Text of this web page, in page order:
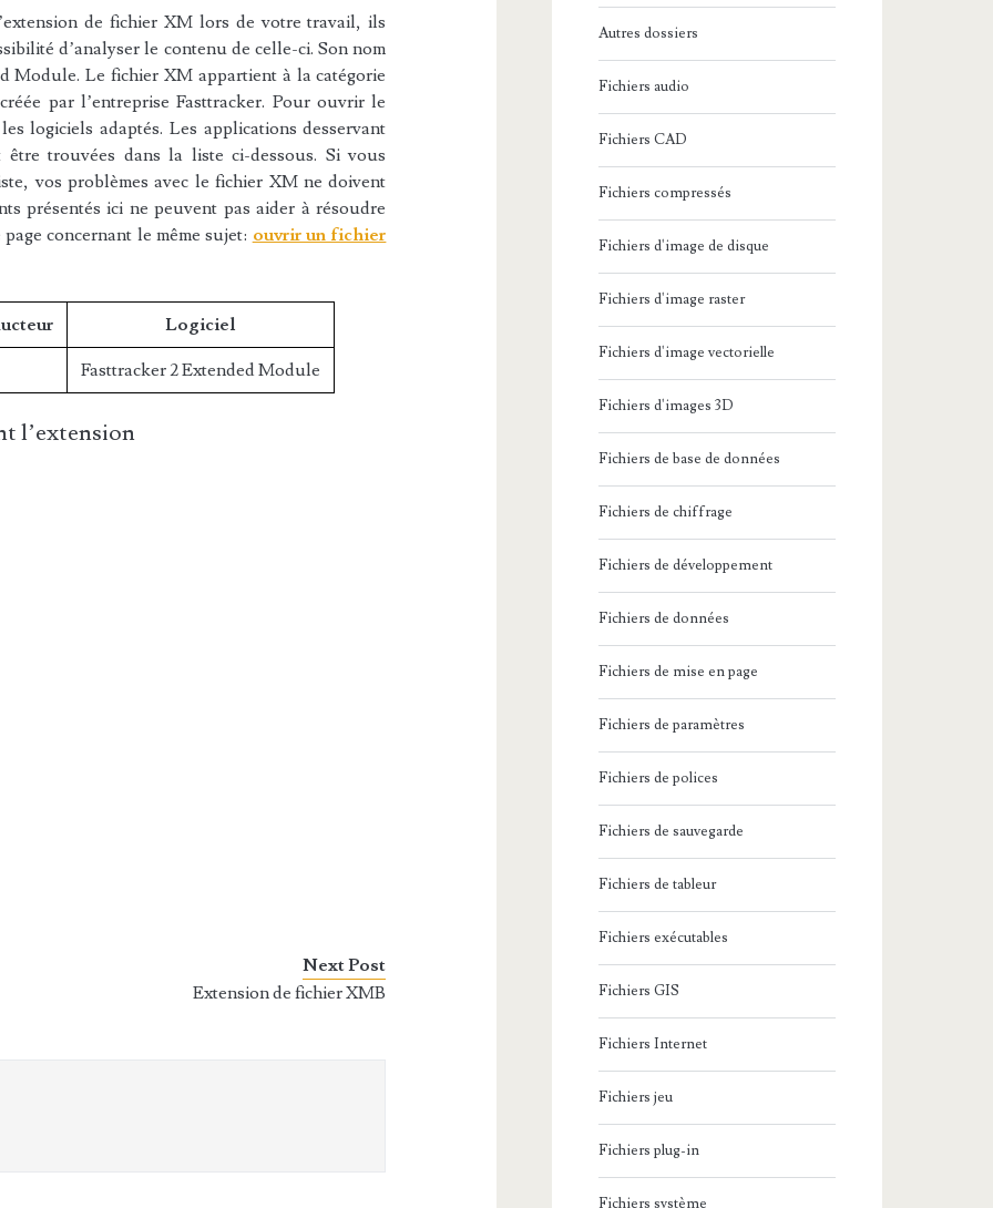
de fichier XM lors de votre travail, ils
d’analyser le contenu de celle-ci. Son nom
Module. Le fichier XM appartient à la catégorie
par l’entreprise Fasttracker. Pour ouvrir le
logiciels adaptés. Les applications desservant
trouvées dans la liste ci-dessous. Si vous
vos problèmes avec le fichier XM ne doivent
présentés ici ne peuvent pas aider à résoudre
concernant le même sujet: ouvrir un fichier
Logiciel
Fasttracker 2 Extended Module
l’extension
Next Post
Extension de fichier XMB
Autres dossiers
Fichiers audio
Fichiers CAD
Fichiers compressés
Fichiers d'image de disque
Fichiers d'image raster
Fichiers d'image vectorielle
Fichiers d'images 3D
Fichiers de base de données
Fichiers de chiffrage
Fichiers de développement
Fichiers de données
Fichiers de mise en page
Fichiers de paramètres
Fichiers de polices
Fichiers de sauvegarde
Fichiers de tableur
Fichiers exécutables
Fichiers GIS
Fichiers Internet
Fichiers jeu
Fichiers plug-in
Fichiers système